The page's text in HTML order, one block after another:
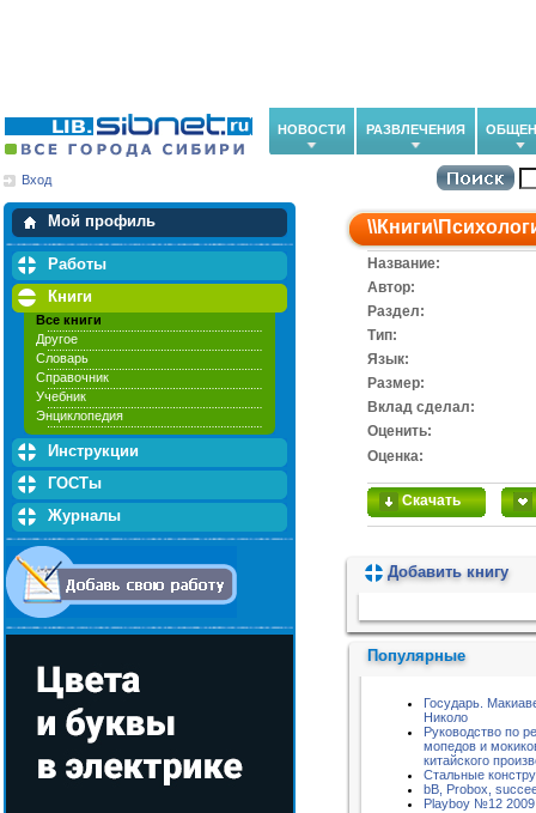
НОВОСТИ РАЗВЛЕЧЕНИЯ
Вход
Мой профиль
Мои закладки
Работы
Книги
Все книги
Другое
Словарь
Справочник
Учебник
Энциклопедия
Инструкции
ГОСТы
Журналы
\\Книги\
Название:
Автор:
Раздел:
Тип:
Язык:
Размер:
Вклад сделал:
Оценить:
Оценка:
Скачать
Добавить книгу
Популярные
Государь.
Николо
Руководство по
мопедов и
китайского
Стальные
bB, Probox,
Playboy №12 2009